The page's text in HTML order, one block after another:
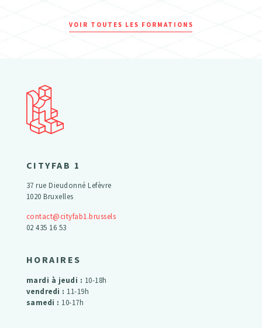
VOIR TOUTES LES FORMATIONS
CITYFAB 1
37 rue Dieudonné Lefèvre
1020 Bruxelles
contact@cityfab1.brussels
02 435 16 53
HORAIRES
mardi à jeudi : 10-18h
vendredi : 11-19h
samedi : 10-17h